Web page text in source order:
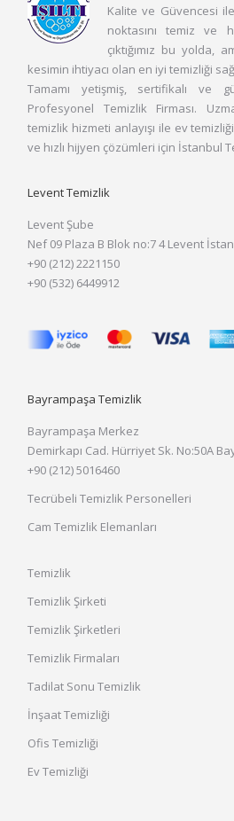
Kalite ve Güvencesi
noktasını temiz ve
çıktığımız bu yolda,
kesimin ihtiyacı olan en iyi temizliği
Tamamı yetişmiş, sertifikalı ve
Profesyonel Temizlik Firması.
temizlik hizmeti anlayışı ile ev
ve hızlı hijyen çözümleri için İstanbul
Levent Temizlik
Levent Şube
Nef 09 Plaza B Blok no:7 4 Levent
+90 (212) 2221150
+90 (532) 6449912
Bayrampaşa Temizlik
Bayrampaşa Merkez
Demirkapı Cad. Hürriyet Sk. No:50A
+90 (212) 5016460
Tecrübeli Temizlik Personelleri
Cam Temizlik Elemanları
Temizlik
Temizlik Şirketi
Temizlik Şirketleri
Temizlik Firmaları
Tadilat Sonu Temizlik
İnşaat Temizliği
Ofis Temizliği
Ev Temizliği